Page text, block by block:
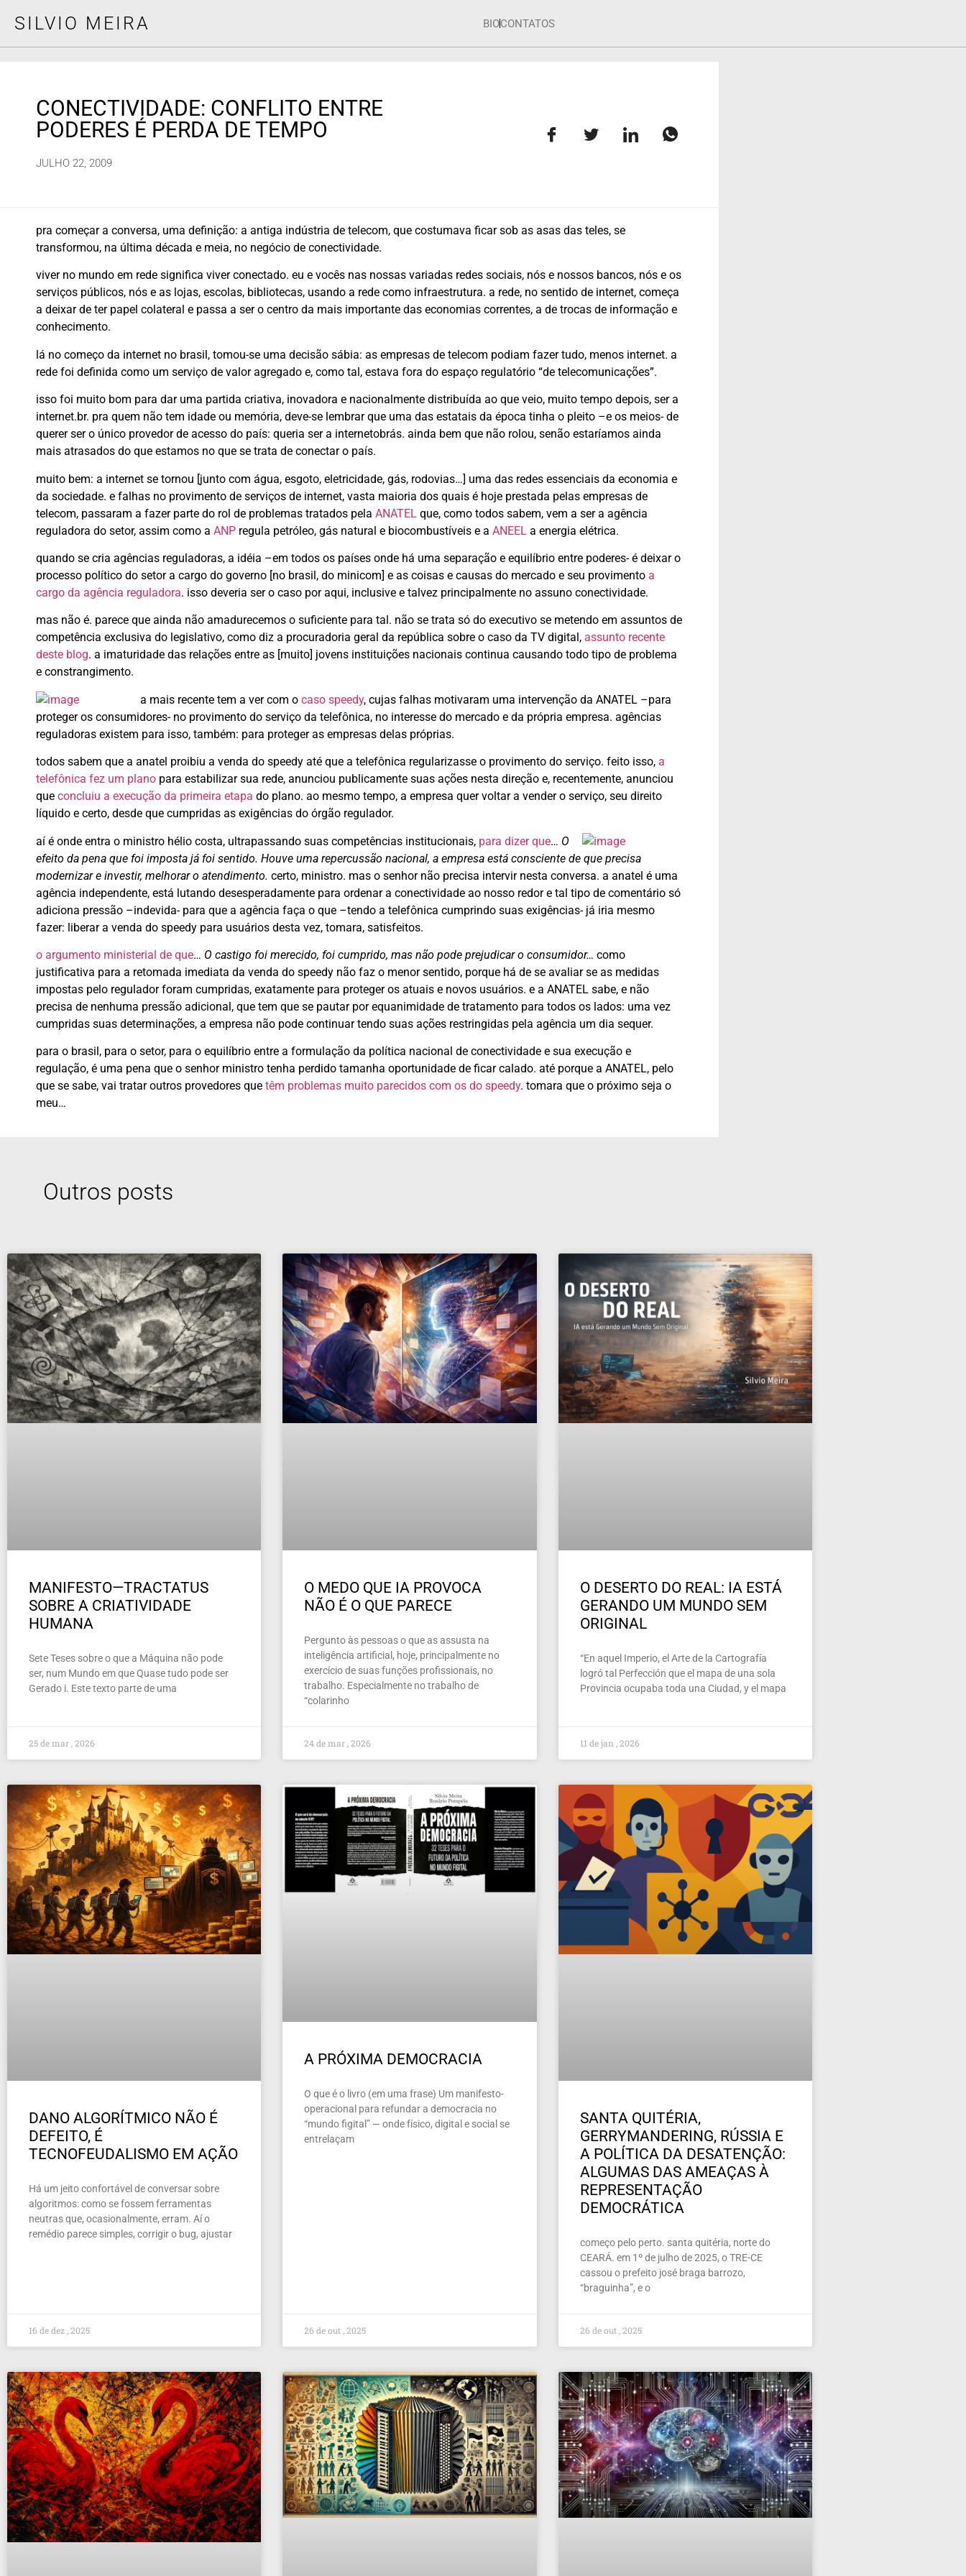
SILVIO MEIRA BIOCONTATOS
CONECTIVIDADE: CONFLITO ENTRE
PODERES É PERDA DE TEMPO
JULHO 22, 2009
pra começar a conversa, uma definição: a antiga indústria de telecom, que costumava ficar sob as asas das teles, se
transformou, na última década e meia, no negócio de conectividade.
viver no mundo em rede significa viver conectado. eu e vocês nas nossas variadas redes sociais, nós e nossos bancos, nós e os
serviços públicos, nós e as lojas, escolas, bibliotecas, usando a rede como infraestrutura. a rede, no sentido de internet, começa
a deixar de ter papel colateral e passa a ser o centro da mais importante das economias correntes, a de trocas de informação e
conhecimento.
lá no começo da internet no brasil, tomou-se uma decisão sábia: as empresas de telecom podiam fazer tudo, menos internet. a
rede foi definida como um serviço de valor agregado e, como tal, estava fora do espaço regulatório “de telecomunicações”.
isso foi muito bom para dar uma partida criativa, inovadora e nacionalmente distribuída ao que veio, muito tempo depois, ser a
internet.br. pra quem não tem idade ou memória, deve-se lembrar que uma das estatais da época tinha o pleito –e os meios- de
querer ser o único provedor de acesso do país: queria ser a internetobrás. ainda bem que não rolou, senão estaríamos ainda
mais atrasados do que estamos no que se trata de conectar o país.
muito bem: a internet se tornou [junto com água, esgoto, eletricidade, gás, rodovias…] uma das redes essenciais da economia e
da sociedade. e falhas no provimento de serviços de internet, vasta maioria dos quais é hoje prestada pelas empresas de
telecom, passaram a fazer parte do rol de problemas tratados pela ANATEL que, como todos sabem, vem a ser a agência
reguladora do setor, assim como a ANP regula petróleo, gás natural e biocombustíveis e a ANEEL a energia elétrica.
quando se cria agências reguladoras, a idéia –em todos os países onde há uma separação e equilíbrio entre poderes- é deixar o
processo político do setor a cargo do governo [no brasil, do minicom] e as coisas e causas do mercado e seu provimento a
cargo da agência reguladora. isso deveria ser o caso por aqui, inclusive e talvez principalmente no assuno conectividade.
mas não é. parece que ainda não amadurecemos o suficiente para tal. não se trata só do executivo se metendo em assuntos de
competência exclusiva do legislativo, como diz a procuradoria geral da república sobre o caso da TV digital, assunto recente
deste blog. a imaturidade das relações entre as [muito] jovens instituições nacionais continua causando todo tipo de problema
e constrangimento.
a mais recente tem a ver com o caso speedy, cujas falhas motivaram uma intervenção da ANATEL –para
proteger os consumidores- no provimento do serviço da telefônica, no interesse do mercado e da própria empresa. agências
reguladoras existem para isso, também: para proteger as empresas delas próprias.
todos sabem que a anatel proibiu a venda do speedy até que a telefônica regularizasse o provimento do serviço. feito isso, a
telefônica fez um plano para estabilizar sua rede, anunciou publicamente suas ações nesta direção e, recentemente, anunciou
que concluiu a execução da primeira etapa do plano. ao mesmo tempo, a empresa quer voltar a vender o serviço, seu direito
líquido e certo, desde que cumpridas as exigências do órgão regulador.
aí é onde entra o ministro hélio costa, ultrapassando suas competências institucionais, para dizer que… O
efeito da pena que foi imposta já foi sentido. Houve uma repercussão nacional, a empresa está consciente de que precisa
modernizar e investir, melhorar o atendimento. certo, ministro. mas o senhor não precisa intervir nesta conversa. a anatel é uma
agência independente, está lutando desesperadamente para ordenar a conectividade ao nosso redor e tal tipo de comentário só
adiciona pressão –indevida- para que a agência faça o que –tendo a telefônica cumprindo suas exigências- já iria mesmo
fazer: liberar a venda do speedy para usuários desta vez, tomara, satisfeitos.
o argumento ministerial de que… O castigo foi merecido, foi cumprido, mas não pode prejudicar o consumidor… como
justificativa para a retomada imediata da venda do speedy não faz o menor sentido, porque há de se avaliar se as medidas
impostas pelo regulador foram cumpridas, exatamente para proteger os atuais e novos usuários. e a ANATEL sabe, e não
precisa de nenhuma pressão adicional, que tem que se pautar por equanimidade de tratamento para todos os lados: uma vez
cumpridas suas determinações, a empresa não pode continuar tendo suas ações restringidas pela agência um dia sequer.
para o brasil, para o setor, para o equilíbrio entre a formulação da política nacional de conectividade e sua execução e
regulação, é uma pena que o senhor ministro tenha perdido tamanha oportunidade de ficar calado. até porque a ANATEL, pelo
que se sabe, vai tratar outros provedores que têm problemas muito parecidos com os do speedy. tomara que o próximo seja o
meu…
Outros posts
MANIFESTO—TRACTATUS
SOBRE A CRIATIVIDADE
HUMANA
Sete Teses sobre o que a Máquina não pode
ser, num Mundo em que Quase tudo pode ser
Gerado i. Este texto parte de uma
25 de mar , 2026
O MEDO QUE IA PROVOCA
NÃO É O QUE PARECE
Pergunto às pessoas o que as assusta na
inteligência artificial, hoje, principalmente no
exercício de suas funções profissionais, no
trabalho. Especialmente no trabalho de
“colarinho
24 de mar , 2026
O DESERTO DO REAL: IA ESTÁ
GERANDO UM MUNDO SEM
ORIGINAL
“En aquel Imperio, el Arte de la Cartografía
logró tal Perfección que el mapa de una sola
Provincia ocupaba toda una Ciudad, y el mapa
11 de jan , 2026
DANO ALGORÍTMICO NÃO É
DEFEITO, É
TECNOFEUDALISMO EM AÇÃO
Há um jeito confortável de conversar sobre
algoritmos: como se fossem ferramentas
neutras que, ocasionalmente, erram. Aí o
remédio parece simples, corrigir o bug, ajustar
16 de dez , 2025
A PRÓXIMA DEMOCRACIA
O que é o livro (em uma frase) Um manifesto-
operacional para refundar a democracia no
“mundo figital” — onde físico, digital e social se
entrelaçam
26 de out , 2025
SANTA QUITÉRIA,
GERRYMANDERING, RÚSSIA E
A POLÍTICA DA DESATENÇÃO:
ALGUMAS DAS AMEAÇAS À
REPRESENTAÇÃO
DEMOCRÁTICA
começo pelo perto. santa quitéria, norte do
CEARÁ. em 1º de julho de 2025, o TRE-CE
cassou o prefeito josé braga barrozo,
“braguinha”, e o
26 de out , 2025